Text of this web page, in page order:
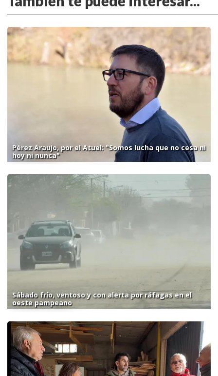
Pérez Araujo, por el Atuel: "Somos lucha que no cesa ni
hoy ni nunca"
Sábado frío, ventoso y con alerta por ráfagas en el
oeste pampeano